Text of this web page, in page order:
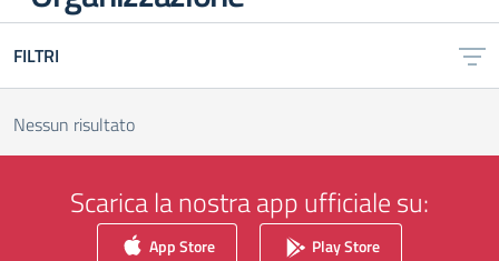
FILTRI
Nessun risultato
Scarica la nostra app ufficiale su:
App Store Play Store